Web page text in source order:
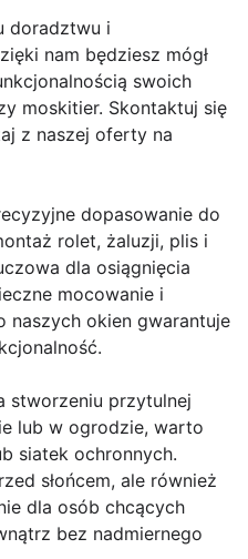
doradztwu i
nam będziesz mógł
swoich
moskitier. Skontaktuj się
z naszej oferty na
dopasowanie do
rolet, żaluzji, plis i
dla osiągnięcia
mocowanie i
naszych okien gwarantuje
stworzeniu przytulnej
lub w ogrodzie, warto
siatek ochronnych.
słońcem, ale również
dla osób chcących
bez nadmiernego